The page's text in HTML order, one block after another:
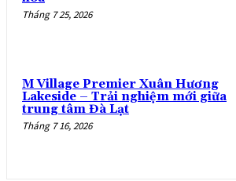
Tháng 7 25, 2026
M Village Premier Xuân Hương
Lakeside – Trải nghiệm mới giữa
trung tâm Đà Lạt
Tháng 7 16, 2026